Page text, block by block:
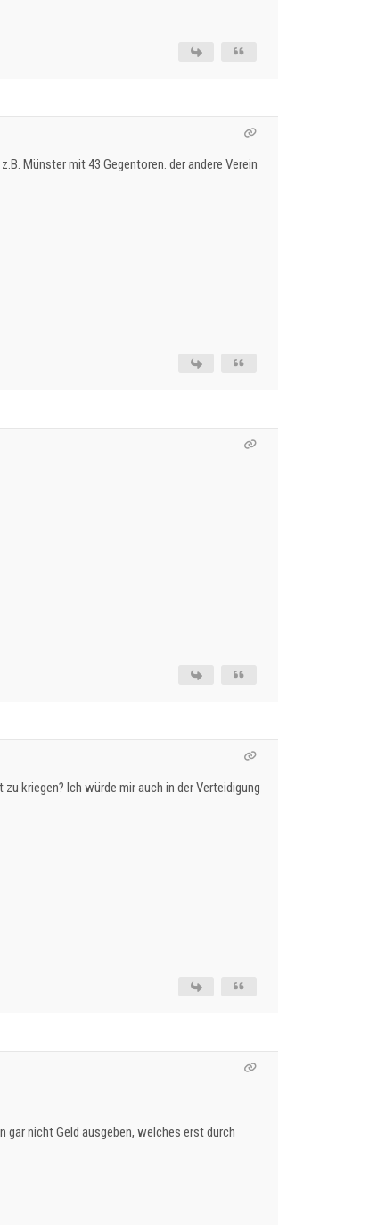
Münster mit 43 Gegentoren. der andere Verein
kriegen? Ich würde mir auch in der Verteidigung
gar nicht Geld ausgeben, welches erst durch